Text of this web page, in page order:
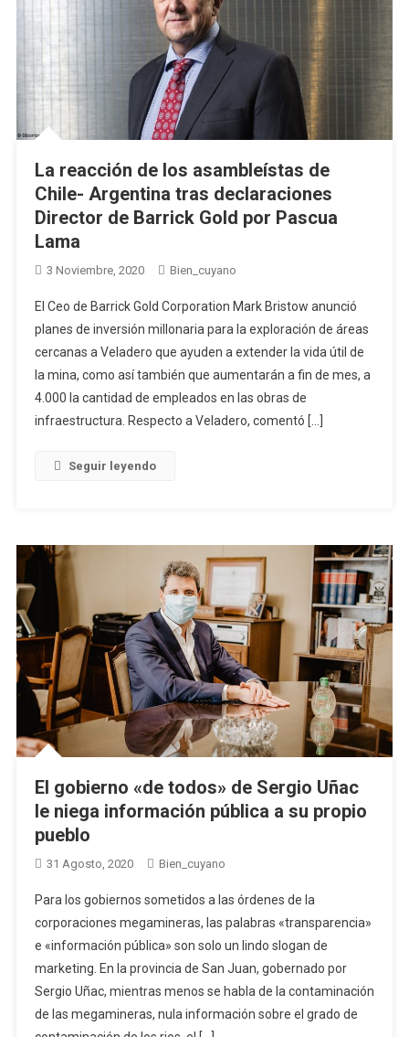
La reacción de los asambleístas de
Chile- Argentina tras declaraciones
Director de Barrick Gold por Pascua
Lama
3 Noviembre, 2020 Bien_cuyano
El Ceo de Barrick Gold Corporation Mark Bristow anunció
planes de inversión millonaria para la exploración de áreas
cercanas a Veladero que ayuden a extender la vida útil de
la mina, como así también que aumentarán a fin de mes, a
4.000 la cantidad de empleados en las obras de
infraestructura. Respecto a Veladero, comentó […]
Seguir leyendo
El gobierno «de todos» de Sergio Uñac
le niega información pública a su propio
pueblo
31 Agosto, 2020 Bien_cuyano
Para los gobiernos sometidos a las órdenes de la
corporaciones megamineras, las palabras «transparencia»
e «información pública» son solo un lindo slogan de
marketing. En la provincia de San Juan, gobernado por
Sergio Uñac, mientras menos se habla de la contaminación
de las megamineras, nula información sobre el grado de